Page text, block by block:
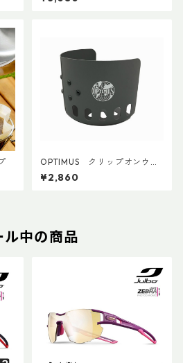
OPTIMUS クリップオンウィ
ンドシールド
¥2,860
ル中の商品